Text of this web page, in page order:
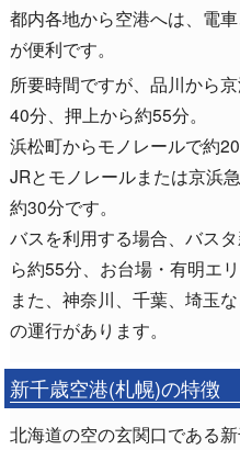
都内各地から空港へは、電
が便利です。
所要時間ですが、品川から
40分、押上から約55分。
浜松町からモノレールで約20
JRとモノレールまたは京浜
約30分です。
バスを利用する場合、バス
ら約55分、お台場・有明エ
また、神奈川、千葉、埼玉
の運行があります。
新千歳空港(札幌)の特徴
北海道の空の玄関口である